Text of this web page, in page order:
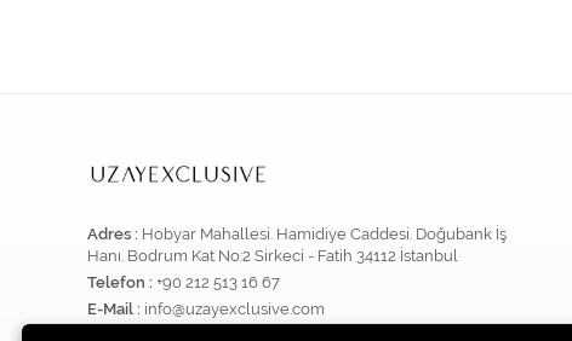
Adres : Hobyar Mahallesi. Hamidiye Caddesi. Doğubank İş
Hanı. Bodrum Kat No:2 Sirkeci - Fatih 34112 İstanbul
Telefon : +90 212 513 16 67
E-Mail : info@uzayexclusive.com